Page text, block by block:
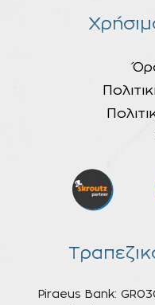
Piraeus Bank: